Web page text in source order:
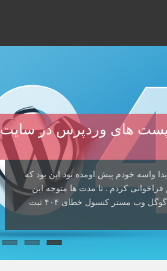
صدا زدن پست های وردپرس در سایت
واسه خودم پیش اومده بود این بود که
کردم . تا مدت ها متوجه این
مشکل نشده بودم که دیدم سئوی سایت خراب شده و گوگل وب مستر کنسول خطای ۴۰۴ ثبت
پست قصد دارم راه حل یک خطای اعصاب